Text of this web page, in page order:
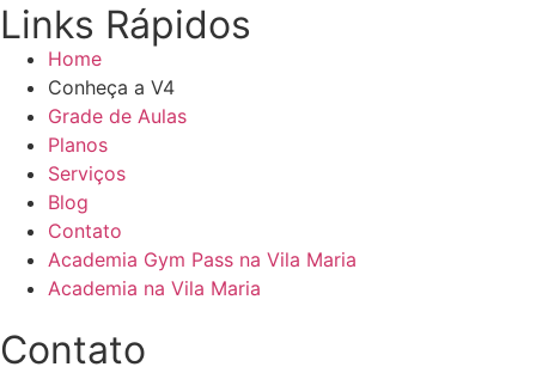
Links Rápidos
Home
Conheça a V4
Grade de Aulas
Planos
Serviços
Blog
Contato
Academia Gym Pass na Vila Maria
Academia na Vila Maria
Contato